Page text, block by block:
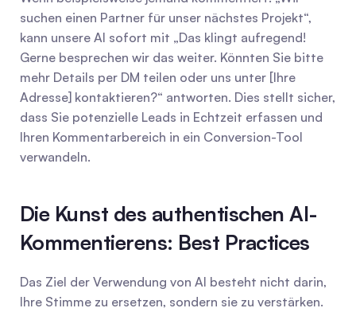
suchen einen Partner für unser nächstes Projekt“,
kann unsere AI sofort mit „Das klingt aufregend!
Gerne besprechen wir das weiter. Könnten Sie bitte
mehr Details per DM teilen oder uns unter [Ihre
Adresse] kontaktieren?“ antworten. Dies stellt sicher,
dass Sie potenzielle Leads in Echtzeit erfassen und
Ihren Kommentarbereich in ein Conversion-Tool
verwandeln.
Die Kunst des authentischen AI-
Kommentierens: Best Practices
Das Ziel der Verwendung von AI besteht nicht darin,
Ihre Stimme zu ersetzen, sondern sie zu verstärken.